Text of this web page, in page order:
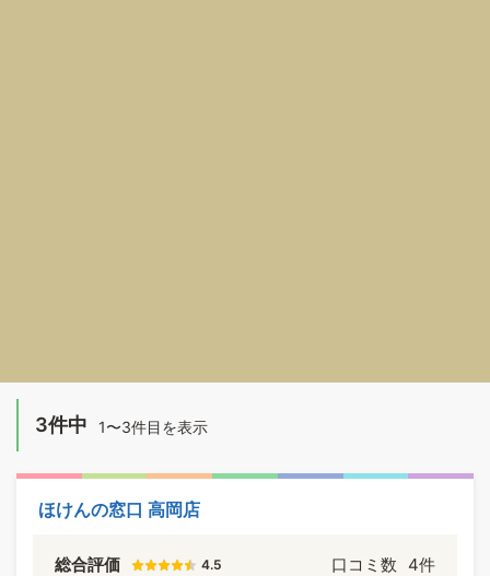
3件中 1〜3件目を表示
ほけんの窓口 高岡店
総合評価 4.5 口コミ数 4件